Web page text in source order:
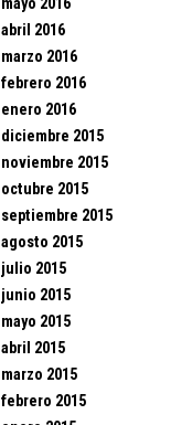
mayo 2016
abril 2016
marzo 2016
febrero 2016
enero 2016
diciembre 2015
noviembre 2015
octubre 2015
septiembre 2015
agosto 2015
julio 2015
junio 2015
mayo 2015
abril 2015
marzo 2015
febrero 2015